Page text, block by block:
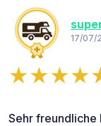
17/07/
Sehr freundliche